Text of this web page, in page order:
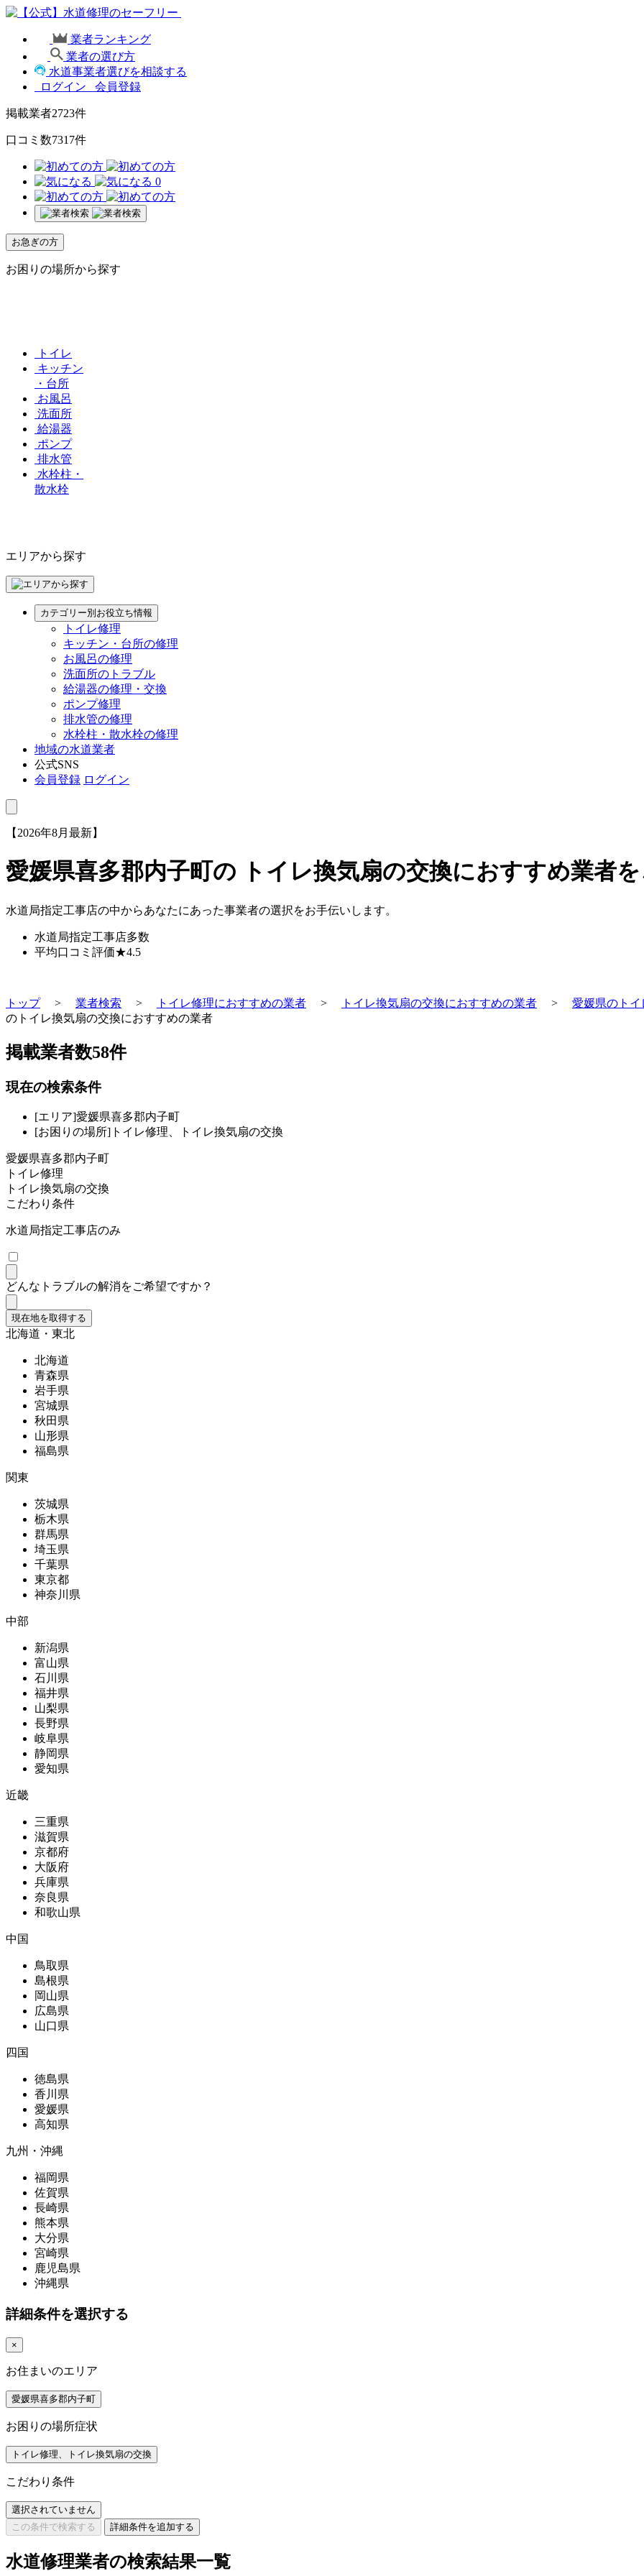
業者ランキング
業者の選び方
水道事業者選びを相談する
ログイン
会員登録
掲載業者2723件
口コミ数7317件
0
お急ぎの方
お困りの場所から探す
トイレ
キッチン
・台所
お風呂
洗面所
給湯器
ポンプ
排水管
水栓柱・
散水栓
エリアから探す
カテゴリー別お役立ち情報
トイレ修理
キッチン・台所の修理
お風呂の修理
洗面所のトラブル
給湯器の修理・交換
ポンプ修理
排水管の修理
水栓柱・散水栓の修理
地域の水道業者
公式SNS
会員登録 ログイン
【2026年8月最新】
愛媛県喜多郡内子町の トイレ換気扇の交換におすすめ業者
水道局指定工事店の中からあなたにあった事業者の選択をお手伝いします。
水道局指定工事店多数
平均口コミ評価★4.5
トップ> 業者検索 > トイレ修理におすすめの業者 > トイレ換気扇の交換におすすめの業者 > 愛媛県のト
のトイレ換気扇の交換におすすめの業者
掲載業者数58件
現在の検索条件
[エリア]愛媛県喜多郡内子町
[お困りの場所]トイレ修理、トイレ換気扇の交換
愛媛県喜多郡内子町
トイレ修理
トイレ換気扇の交換
こだわり条件
水道局指定工事店のみ
どんなトラブルの解消をご希望ですか？
現在地を取得する
北海道・東北
北海道
青森県
岩手県
宮城県
秋田県
山形県
福島県
関東
茨城県
栃木県
群馬県
埼玉県
千葉県
東京都
神奈川県
中部
新潟県
富山県
石川県
福井県
山梨県
長野県
岐阜県
静岡県
愛知県
近畿
三重県
滋賀県
京都府
大阪府
兵庫県
奈良県
和歌山県
中国
鳥取県
島根県
岡山県
広島県
山口県
四国
徳島県
香川県
愛媛県
高知県
九州・沖縄
福岡県
佐賀県
長崎県
熊本県
大分県
宮崎県
鹿児島県
沖縄県
詳細条件を選択する
×
お住まいのエリア
愛媛県喜多郡内子町
お困りの場所症状
トイレ修理、トイレ換気扇の交換
こだわり条件
選択されていません
この条件で検索する
詳細条件を追加する
水道修理業者の検索結果一覧